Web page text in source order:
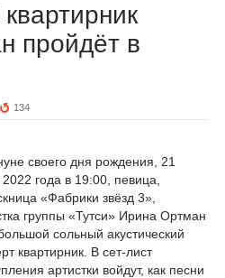
пройдёт в
134
своего дня рождения, 21
года в 19:00, певица,
«Фабрики звёзд 3»,
группы «Тутси» Ирина Ортман
сольный акустический
квартирник. В сет-лист
артистки войдут, как песни